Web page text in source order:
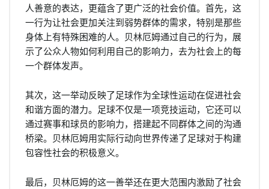
人善意的表达，更蕴含了更广泛的社会价值。首先，这
一行为让社会更加关注到弱势群体的需求，特别是那些
身体上有特殊困难的人。贝林厄姆通过自己的行为，展
示了公众人物如何利用自己的影响力，去为社会上的每
一个群体发声。
其次，这一举动反映了足球作为全球性运动在促进社会
和谐方面的潜力。足球不仅是一项竞技运动，它还可以
通过赛事和球员的影响力，搭建起不同群体之间的沟通
桥梁。贝林厄姆用实际行动向世界传递了足球对于构建
包容性社会的积极意义。
最后，贝林厄姆的这一善举还在更大范围内激励了社会